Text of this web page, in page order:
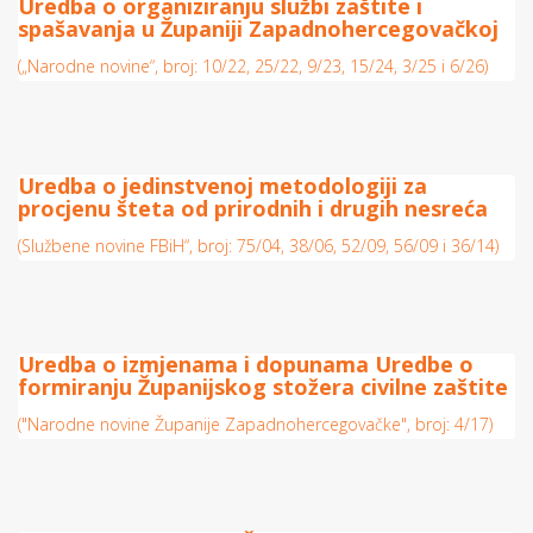
Uredba o organiziranju službi zaštite i
spašavanja u Županiji Zapadnohercegovačkoj
(„Narodne novine“, broj: 10/22, 25/22, 9/23, 15/24, 3/25 i 6/26)
Uredba o jedinstvenoj metodologiji za
procjenu šteta od prirodnih i drugih nesreća
(Službene novine FBiH“, broj: 75/04, 38/06, 52/09, 56/09 i 36/14)
Uredba o izmjenama i dopunama Uredbe o
formiranju Županijskog stožera civilne zaštite
("Narodne novine Županije Zapadnohercegovačke", broj: 4/17)